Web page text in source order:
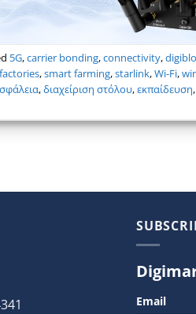
5G,carrier bonding,connectivity,
,smart farming,starlink,Wi-Fi,
,διαχείριση στόλου,εκπαίδευση
Email